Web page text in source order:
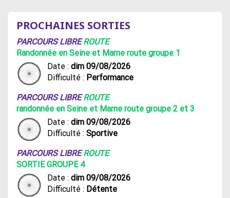
PROCHAINES SORTIES
PARCOURS LIBREROUTE
Randonnée en Seine et Marne route groupe 1
Date : dim 09/08/2026
Difficulté : Performance
PARCOURS LIBREROUTE
randonnée en Seine et Marne route groupe 2 et 3
Date : dim 09/08/2026
Difficulté : Sportive
PARCOURS LIBREROUTE
SORTIE GROUPE 4
Date : dim 09/08/2026
Difficulté : Détente